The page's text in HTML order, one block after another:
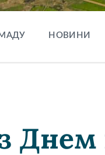
НОВИНИ
з